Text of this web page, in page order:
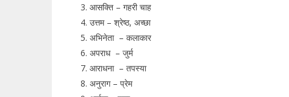
आसक्ति – गहरी चाह
उत्तम – श्रेष्ठ, अच्छा
अभिनेता – कलाकार
अपराध – जुर्म
आराधना – तपस्या
अनुराग – प्रेम